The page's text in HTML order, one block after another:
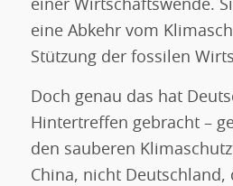
einer Wirtschaftswende.
eine Abkehr vom
Stützung der fossilen
Doch genau das hat
Hintertreffen gebracht –
den sauberen
China, nicht